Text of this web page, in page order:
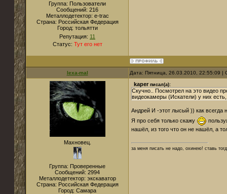
Группа: Пользователи
Сообщений: 216
Металлодетектор: e-traс
Страна: Российская Федерация
Город: тольятти
Репутация: 11
Статус: Тут его нет
lexa-mal Дата: Пятница, 26.03.2010, 22:55:09
Махновец.
Группа: Проверенные
Сообщений: 2994
Металлодетектор: экскаватор
Страна: Российская Федерация
Город: Самара
kaper писал(а):
Скучно.. Посмотрел на это видео
видеокамеры (Искатели) у них
Андрей И -этот лысый )) как всегда
Я про себя только скажу
нашёл, из того что он не нашёл, а
за меня писать не надо, охинею! ставь